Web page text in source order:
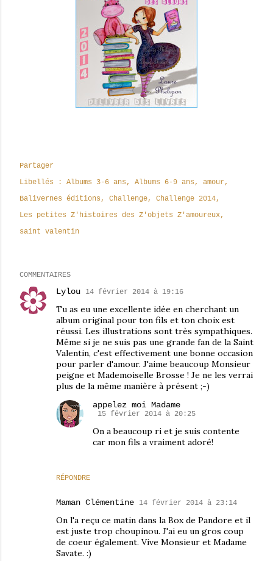
Partager
Libellés :
Albums 3-6 ans Albums 6-9 ans
amour
Balivernes éditions
Challenge
Challenge 2014
Les petites Z'histoires des Z'objets Z'amoureux
saint valentin
COMMENTAIRES
Lylou 14 février 2014 à 19:16
Tu as eu une excellente idée en cherchant un
album original pour ton fils et ton choix est
réussi. Les illustrations sont très sympathiques.
Même si je ne suis pas une grande fan de la Saint
Valentin, c'est effectivement une bonne occasion
pour parler d'amour. J'aime beaucoup Monsieur
peigne et Mademoiselle Brosse ! Je ne les verrai
plus de la même manière à présent ;-)
RÉPONDRE
appelez moi Madame
15 février 2014 à 20:25
On a beaucoup ri et je suis contente
car mon fils a vraiment adoré!
Maman Clémentine 14 février 2014 à 23:14
On l'a reçu ce matin dans la Box de Pandore et il
est juste trop choupinou. J'ai eu un gros coup
de coeur également. Vive Monsieur et Madame
Savate. :)